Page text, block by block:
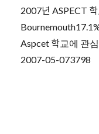
2007년 ASPECT
Aspcet 학교에 관
2007-05-073798